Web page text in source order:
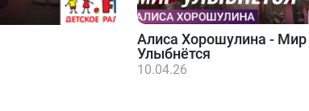
Алиса Хорошулина - Мир
Улыбнётся
10.04.26